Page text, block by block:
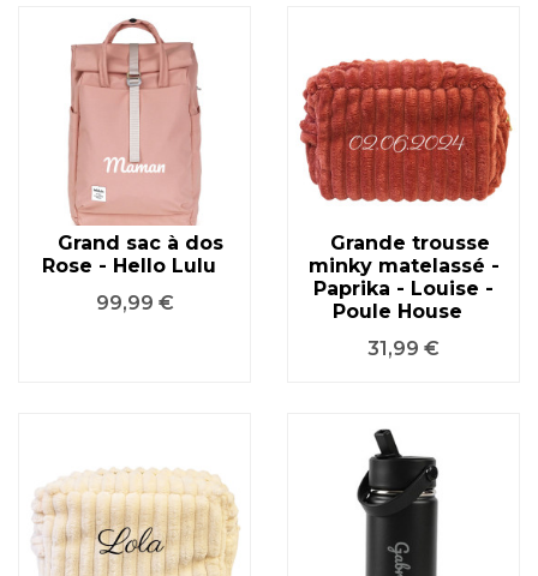
Grand sac à dos
Rose - Hello Lulu
Prix
99,99 €
Grande trousse
minky matelassé -
Paprika - Louise -
Poule House
Prix
31,99 €